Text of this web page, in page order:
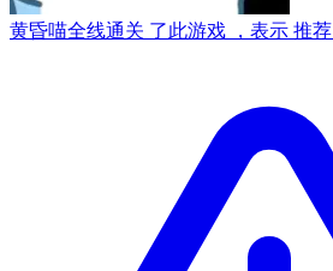
黄昏喵全线通关 了此游戏 ，表示 推荐